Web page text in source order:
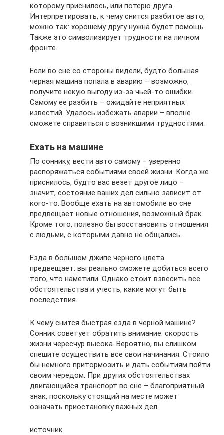
которому приснилось, или потерю друга.
Интерпретировать, к чему снится разбитое авто,
можно так: хорошему другу нужна будет помощь.
Также это символизирует трудности на личном
фронте.
Если во сне со стороны видели, будто большая
черная машина попала в аварию – возможно,
получите некую выгоду из-за чьей-то ошибки.
Самому ее разбить – ожидайте неприятных
известий. Удалось избежать аварии – вполне
сможете справиться с возникшими трудностями.
Ехать на машине
По соннику, вести авто самому – уверенно
распоряжаться событиями своей жизни. Когда же
приснилось, будто вас везет другое лицо –
значит, состояние ваших дел сильно зависит от
кого-то. Вообще ехать на автомобиле во сне
предвещает новые отношения, возможный брак.
Кроме того, полезно бы восстановить отношения
с людьми, с которыми давно не общались.
Езда в большом джипе черного цвета
предвещает: вы реально сможете добиться всего
того, что наметили. Однако стоит взвесить все
обстоятельства и учесть, какие могут быть
последствия.
К чему снится быстрая езда в черной машине?
Сонник советует обратить внимание: скорость
жизни чересчур высока. Вероятно, вы слишком
спешите осуществить все свои начинания. Стоило
бы немного притормозить и дать событиям пойти
своим чередом. При других обстоятельствах
двигающийся транспорт во сне – благоприятный
знак, поскольку стоящий на месте может
означать приостановку важных дел.
источник